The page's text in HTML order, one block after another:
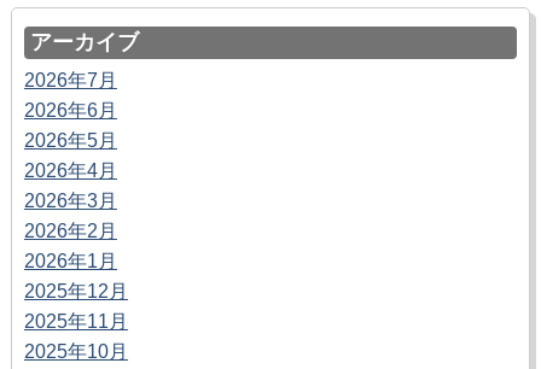
アーカイブ
2026年7月
2026年6月
2026年5月
2026年4月
2026年3月
2026年2月
2026年1月
2025年12月
2025年11月
2025年10月